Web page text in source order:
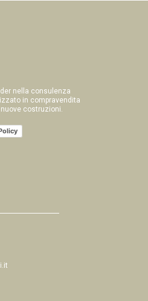
nella consulenza
in compravendita
costruzioni.